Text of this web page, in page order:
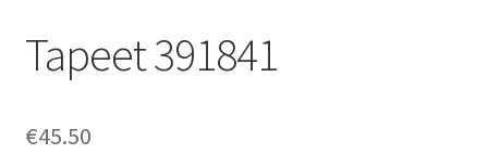
Tapeet 391841
€45.50